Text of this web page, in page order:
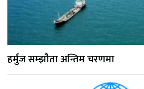
हर्मुज सम्झौता अन्तिम चरणमा